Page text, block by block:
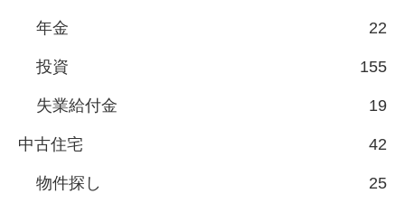
年金 22
投資 155
失業給付金 19
中古住宅 42
物件探し 25